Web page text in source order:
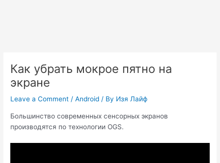
Как убрать мокрое пятно на
экране
Leave a Comment /Android / By Изя Лайф
Большинство современных сенсорных экранов
производятся по технологии OGS.